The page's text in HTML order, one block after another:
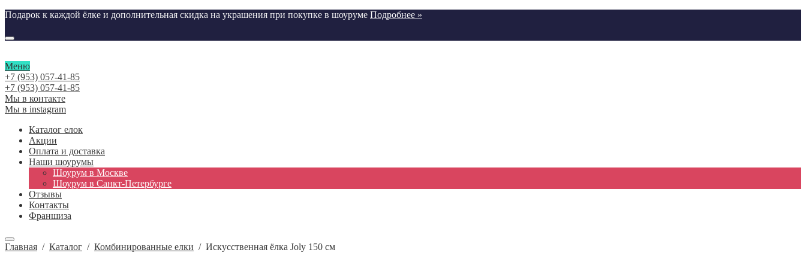
Подарок к каждой ёлке и дополнительная скидка на украшения при покупке в шоуруме Подробнее »
Меню
+7 (953) 057-41-85
+7 (953) 057-41-85
Мы в контакте
Мы в instagram
Каталог елок
Акции
Оплата и доставка
Наши шоурумы
Шоурум в Москве
Шоурум в Cанкт-Петербурге
Отзывы
Контакты
Франшиза
Главная / Каталог / Комбинированные елки / Искусственная ёлка Joly 150 см